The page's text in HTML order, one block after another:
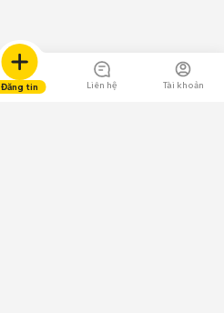
Đăng tin Liên hệ Tài khoản